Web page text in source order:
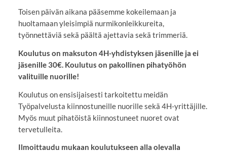
Toisen päivän aikana pääsemme kokeilemaan ja
huoltamaan yleisimpiä nurmikonleikkureita,
työnnettäviä sekä päältä ajettavia sekä trimmeriä.
Koulutus on maksuton 4H-yhdistyksen jäsenille ja ei
jäsenille 30€. Koulutus on pakollinen pihatyöhön
valituille nuorille!
Koulutus on ensisijaisesti tarkoitettu meidän
Työpalvelusta kiinnostuneille nuorille sekä 4H-yrittäjille.
Myös muut pihatöistä kiinnostuneet nuoret ovat
tervetulleita.
Ilmoittaudu mukaan koulutukseen alla olevalla